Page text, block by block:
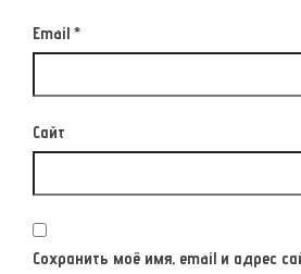
Email *
Сайт
Сохранить моё имя, email и адрес